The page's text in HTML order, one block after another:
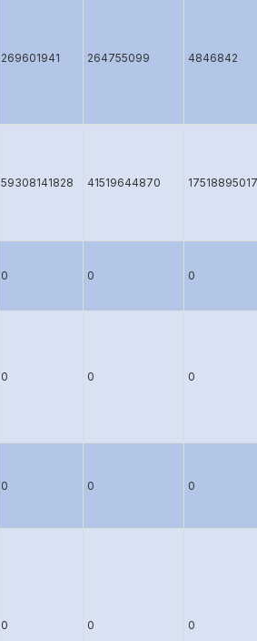
269601941 264755099 4846842
59308141828 41519644870 17518895017
0 0 0
0 0 0
0 0 0
0 0 0